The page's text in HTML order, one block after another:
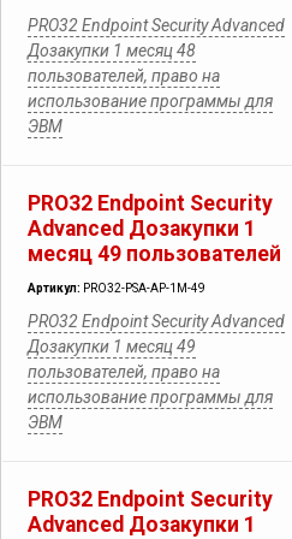
PRO32 Endpoint Security Advanced
Дозакупки 1 месяц 48
пользователей, право на
использование программы для
ЭВМ
PRO32 Endpoint Security
Advanced Дозакупки 1
месяц 49 пользователей
Артикул: PRO32-PSA-AP-1M-49
PRO32 Endpoint Security Advanced
Дозакупки 1 месяц 49
пользователей, право на
использование программы для
ЭВМ
PRO32 Endpoint Security
Advanced Дозакупки 1